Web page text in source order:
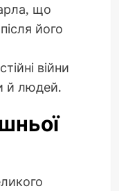
що
його
війни
й людей.